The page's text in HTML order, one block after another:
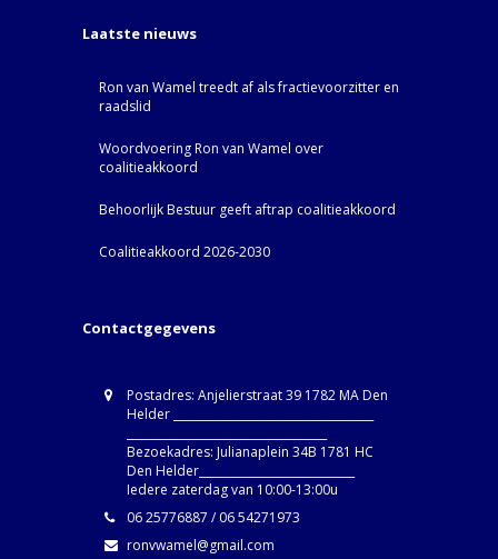
Laatste nieuws
Ron van Wamel treedt af als fractievoorzitter en
raadslid
Woordvoering Ron van Wamel over
coalitieakkoord
Behoorlijk Bestuur geeft aftrap coalitieakkoord
Coalitieakkoord 2026-2030
Contactgegevens
Postadres: Anjelierstraat 39 1782 MA Den
Helder ____________________________________
Bezoekadres: Julianaplein 34B 1781 HC
Den Helder____________________________
Iedere zaterdag van 10:00-13:00u
06 25776887 / 06 54271973
ronvwamel@gmail.com